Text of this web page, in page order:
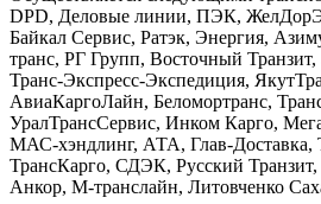
DPD, Деловые линии, ПЭК,
Байкал Сервис, Ратэк, Энергия,
транс, РГ Групп, Восточный
Транс-Экспресс-Экспедиция,
АвиаКаргоЛайн, Беломортранс,
УралТрансСервис, Инком Карго,
МАС-хэндлинг, АТА, Глав-Доставка,
ТрансКарго, СДЭК, Русский Транзит,
Анкор, М-транслайн, Литовченко